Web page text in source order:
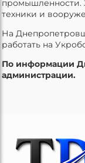
промышленности.
техники и
На
работать на
По информации
администрации.